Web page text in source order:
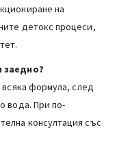
на
детокс процеси,
заедно?
формула, след
вода. При по-
консултация със